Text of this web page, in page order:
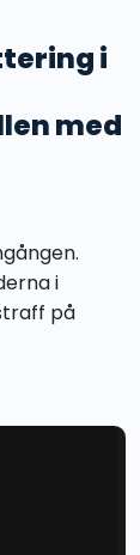
i
med
i
på